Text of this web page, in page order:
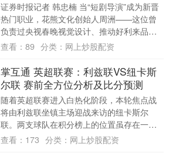
证券时报记者 韩忠楠 当“短剧导演”成为新晋
热门职业，花熊文化创始人周洲——这位曾
负责过央视春晚视觉设计、推动好利来品牌
升级的“斜杠”创业者，却直言“不希望用固....
查看： 89 分类： 网上炒股配资
掌互通 英超联赛：利兹联VS纽卡斯
尔联 赛前全方位分析及比分预测
随着英超联赛进入白热化阶段，本轮焦点战
将由利兹联坐镇主场迎战来访的纽卡斯尔
联。两支球队在积分榜上的位置虽存在一定
差距，但本场比赛的胜负不仅关乎三分归
查看： 173 分类： 网上炒股配资